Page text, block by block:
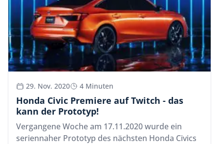
29. Nov. 2020 4 Minuten
Honda Civic Premiere auf Twitch - das
kann der Prototyp!
Vergangene Woche am 17.11.2020 wurde ein
seriennaher Prototyp des nächsten Honda Civics